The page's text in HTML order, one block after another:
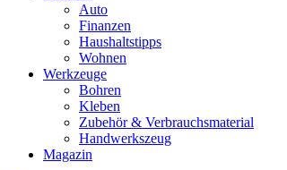
Auto
Finanzen
Haushaltstipps
Wohnen
Werkzeuge
Bohren
Kleben
Zubehör & Verbrauchsmaterial
Handwerkszeug
Magazin